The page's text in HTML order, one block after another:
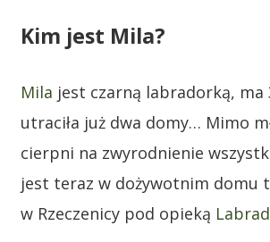
Kim jest Mila?
Mila jest czarną labradorką, ma
utraciła już dwa domy… Mimo
cierpni na zwyrodnienie
jest teraz w dożywotnim domu
w Rzeczenicy pod opieką